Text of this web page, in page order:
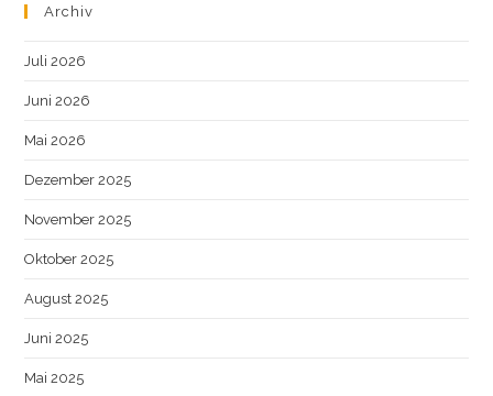
Archiv
Juli 2026
Juni 2026
Mai 2026
Dezember 2025
November 2025
Oktober 2025
August 2025
Juni 2025
Mai 2025